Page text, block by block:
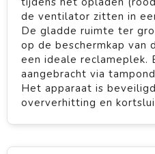
de ventilator zitten in
De gladde ruimte ter
op de beschermkap van
een ideale reclameplek.
aangebracht via
Het apparaat is
oververhitting en